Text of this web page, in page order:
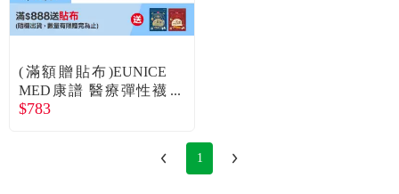
(滿額贈貼布)EUNICE
MED康譜 醫療彈性襪
小腿包趾(CPS3001)-膚1
$783
1